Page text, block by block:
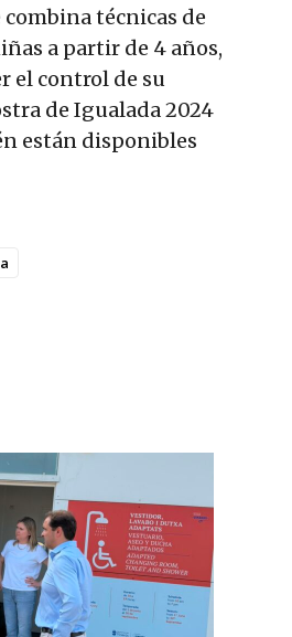
combina técnicas de
a partir de 4 años,
el control de su
de Igualada 2024
están disponibles